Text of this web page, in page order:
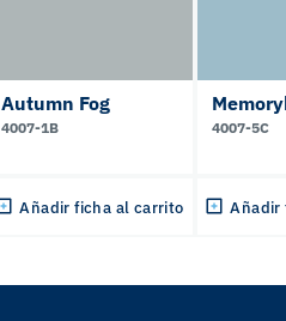
Autumn Fog
4007-1B
Añadir ficha al carrito
4007-5C
Añadir